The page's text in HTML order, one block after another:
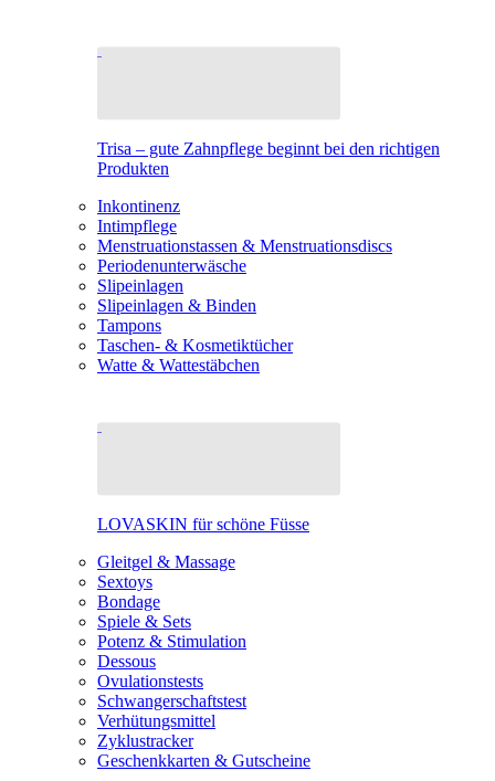
Trisa – gute Zahnpflege beginnt bei den richtigen
Produkten
Inkontinenz
Intimpflege
Menstruationstassen & Menstruationsdiscs
Periodenunterwäsche
Slipeinlagen
Slipeinlagen & Binden
Tampons
Taschen- & Kosmetiktücher
Watte & Wattestäbchen
LOVASKIN für schöne Füsse
Gleitgel & Massage
Sextoys
Bondage
Spiele & Sets
Potenz & Stimulation
Dessous
Ovulationstests
Schwangerschaftstest
Verhütungsmittel
Zyklustracker
Geschenkkarten & Gutscheine